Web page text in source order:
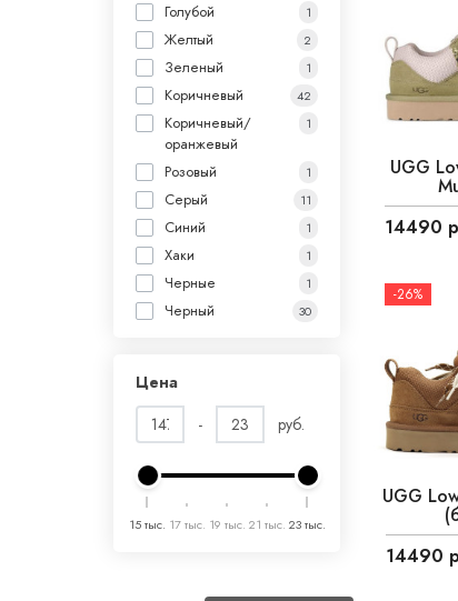
Голубой 1
Желтый 2
Зеленый 1
Коричневый 42
Коричневый/
оранжевый
1
Розовый 1
Серый 11
Синий 1
Хаки 1
Черные 1
Черный 30
Цена
-
руб.
15 тыс. 17 тыс. 19 тыс. 21 тыс. 23 тыс.
UGG
14490
-26%
UGG
14490